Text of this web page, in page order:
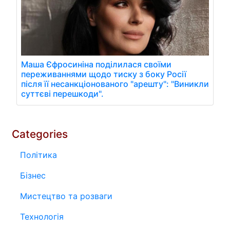
Маша Єфросиніна поділилася своїми
переживаннями щодо тиску з боку Росії
після її несанкціонованого "арешту": "Виникли
суттєві перешкоди".
Categories
Політика
Бізнес
Мистецтво та розваги
Технологія